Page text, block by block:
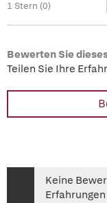
1 Stern (0)
Bewerten Sie
Teilen Sie Ihre
Keine